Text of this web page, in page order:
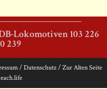
Lokomotiven 103 226
239
/ Datenschutz/ Zur Alten Seite
each.life